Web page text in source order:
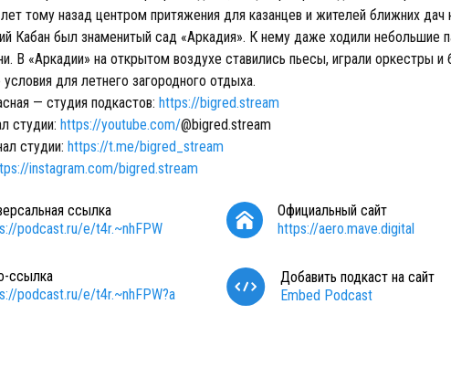
тому назад центром притяжения для казанцев и жителей ближних дач
Кабан был знаменитый сад «Аркадия». К нему даже ходили небольшие
В «Аркадии» на открытом воздухе ставились пьесы, играли оркестры и
для летнего загородного отдыха.
— cтудия подкастов: https://bigred.stream
студии: https://youtube.com/@bigred.stream
студии: https://t.me/bigred_stream
instagram.com/bigred.stream
ссылка
podcast.ru/e/t4r.~nhFPW
Официальный сайт
https://aero.mave.digital
ссылка
podcast.ru/e/t4r.~nhFPW?a
Добавить подкаст на сайт
Embed Podcast